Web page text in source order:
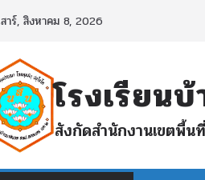
สาร์, สิงหาคม 8, 2026
โรงเรียน
สังกัดสำนักงานเขตพื้